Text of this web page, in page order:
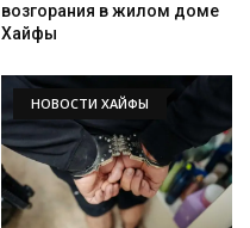
возгорания в жилом доме
Хайфы
НОВОСТИ ХАЙФЫ